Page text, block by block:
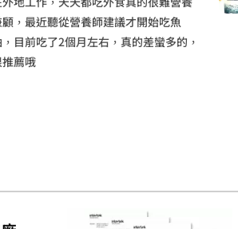
，最近聽從營養師建議才開始吃魚
，目前吃了2個月左右，真的差蠻多的，
薦哦